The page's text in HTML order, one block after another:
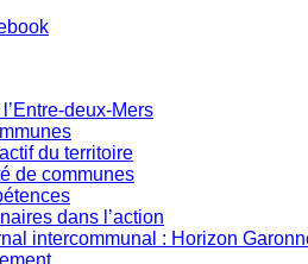
deux-Mers
du territoire
de communes
dans l’action
intercommunal : Horizon